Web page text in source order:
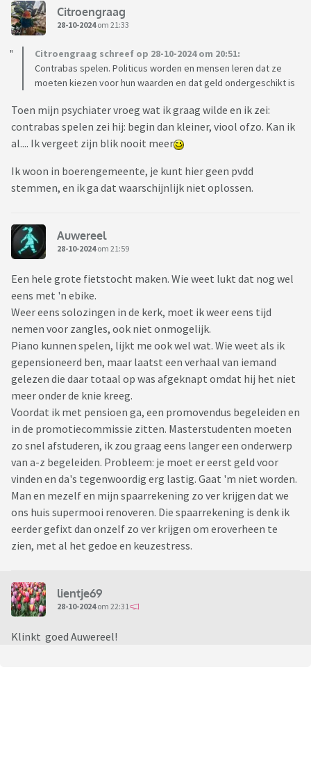
Citroengraag
28-10-2024om 21:33
Citroengraag schreef op 28-10-2024 om 20:51:
Contrabas spelen. Politicus worden en mensen leren dat ze
moeten kiezen voor hun waarden en dat geld ondergeschikt is
Toen mijn psychiater vroeg wat ik graag wilde en ik zei:
contrabas spelen zei hij: begin dan kleiner, viool ofzo. Kan ik
al.... Ik vergeet zijn blik nooit meer
Ik woon in boerengemeente, je kunt hier geen pvdd
stemmen, en ik ga dat waarschijnlijk niet oplossen.
Auwereel
28-10-2024om 21:59
Een hele grote fietstocht maken. Wie weet lukt dat nog wel
eens met 'n ebike.
Weer eens solozingen in de kerk, moet ik weer eens tijd
nemen voor zangles, ook niet onmogelijk.
Piano kunnen spelen, lijkt me ook wel wat. Wie weet als ik
gepensioneerd ben, maar laatst een verhaal van iemand
gelezen die daar totaal op was afgeknapt omdat hij het niet
meer onder de knie kreeg.
Voordat ik met pensioen ga, een promovendus begeleiden en
in de promotiecommissie zitten. Masterstudenten moeten
zo snel afstuderen, ik zou graag eens langer een onderwerp
van a-z begeleiden. Probleem: je moet er eerst geld voor
vinden en da's tegenwoordig erg lastig. Gaat 'm niet worden.
Man en mezelf en mijn spaarrekening zo ver krijgen dat we
ons huis supermooi renoveren. Die spaarrekening is denk ik
eerder gefixt dan onzelf zo ver krijgen om eroverheen te
zien, met al het gedoe en keuzestress.
lientje69
28-10-2024om 22:31
Klinkt goed Auwereel!